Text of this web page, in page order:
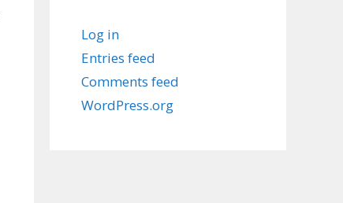
Log in
Entries feed
Comments feed
WordPress.org